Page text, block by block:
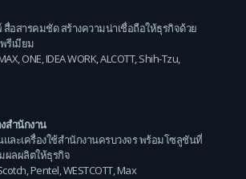
อสารคมชัด สร้างความน่าเชื่อถือให้ธุรกิจด้วย
รีเมียม
ONE IDEA WORK ALCOTT, Shih-Tzu
สำนักงาน
ละเครื่องใช้สำนักงานครบวงจร พร้อมโซลูชันที่
ผลผลิตให้ธุรกิจ
,Pentel,WESTCOTT,Max